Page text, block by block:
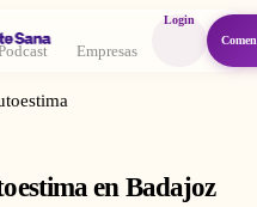
Empresas
Login
en Badajoz